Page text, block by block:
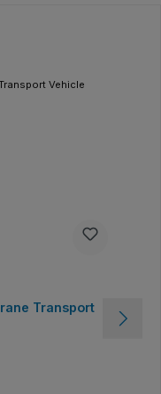
Transport